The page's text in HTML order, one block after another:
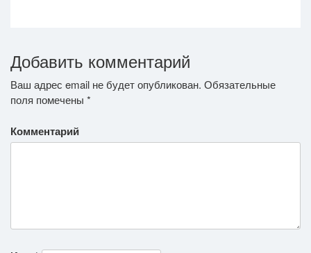
Добавить комментарий
Ваш адрес email не будет опубликован. Обязательные
поля помечены *
Комментарий